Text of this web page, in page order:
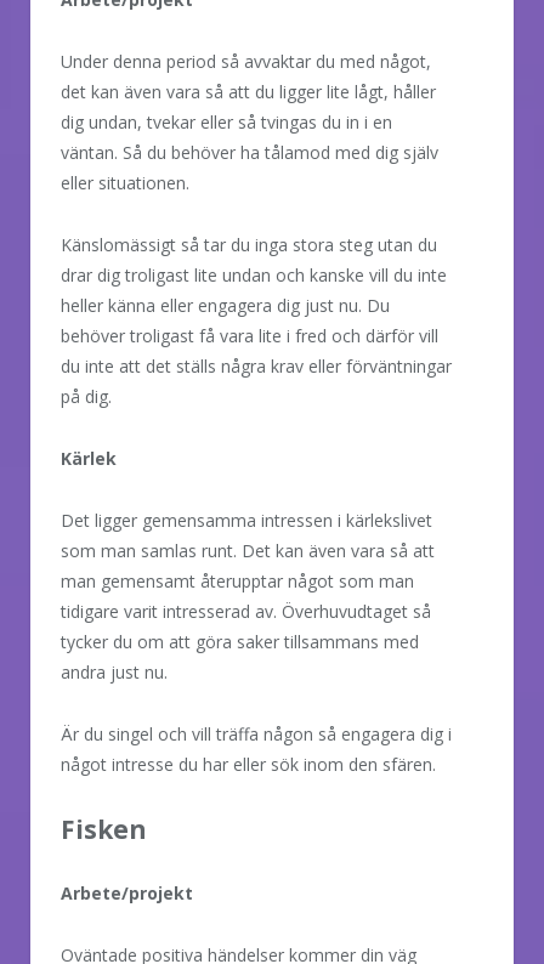
Under denna period så avvaktar du med något,
det kan även vara så att du ligger lite lågt, håller
dig undan, tvekar eller så tvingas du in i en
väntan. Så du behöver ha tålamod med dig själv
eller situationen.
Känslomässigt så tar du inga stora steg utan du
drar dig troligast lite undan och kanske vill du inte
heller känna eller engagera dig just nu. Du
behöver troligast få vara lite i fred och därför vill
du inte att det ställs några krav eller förväntningar
på dig.
Kärlek
Det ligger gemensamma intressen i kärlekslivet
som man samlas runt. Det kan även vara så att
man gemensamt återupptar något som man
tidigare varit intresserad av. Överhuvudtaget så
tycker du om att göra saker tillsammans med
andra just nu.
Är du singel och vill träffa någon så engagera dig i
något intresse du har eller sök inom den sfären.
Fisken
Arbete/projekt
Oväntade positiva händelser kommer din väg